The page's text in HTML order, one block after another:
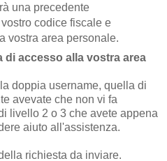
una precedente
codice fiscale e
vostra area personale.
di accesso alla vostra area
doppia username, quella di
avevate che non vi fa
livello 2 o 3 che avete appena
aiuto all'assistenza.
richiesta da inviare.